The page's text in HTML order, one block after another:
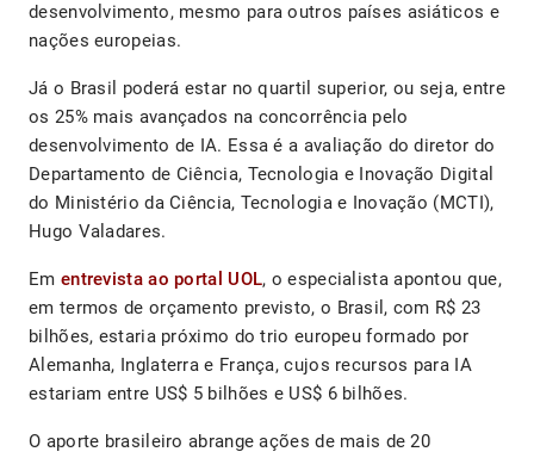
desenvolvimento, mesmo para outros países asiáticos e
nações europeias.
Já o Brasil poderá estar no quartil superior, ou seja, entre
os 25% mais avançados na concorrência pelo
desenvolvimento de IA. Essa é a avaliação do diretor do
Departamento de Ciência, Tecnologia e Inovação Digital
do Ministério da Ciência, Tecnologia e Inovação (MCTI),
Hugo Valadares.
Em entrevista ao portal UOL, o especialista apontou que,
em termos de orçamento previsto, o Brasil, com R$ 23
bilhões, estaria próximo do trio europeu formado por
Alemanha, Inglaterra e França, cujos recursos para IA
estariam entre US$ 5 bilhões e US$ 6 bilhões.
O aporte brasileiro abrange ações de mais de 20